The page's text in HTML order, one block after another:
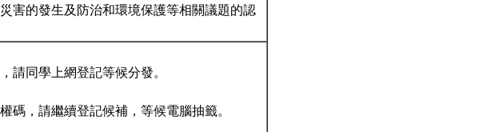
害的發生及防治和環境保護等相關議題的認
請同學上網登記等候分發。
碼，請繼續登記候補，等候電腦抽籤。